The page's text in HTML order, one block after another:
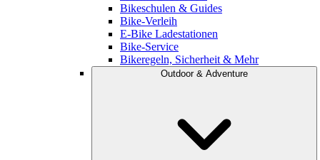
Bikeschulen & Guides
Bike-Verleih
E-Bike Ladestationen
Bike-Service
Bikeregeln, Sicherheit & Mehr
Outdoor & Adventure